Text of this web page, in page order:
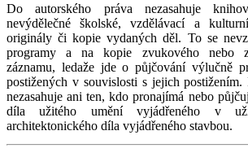
Do autorského práva nezasahuje
nevýdělečné školské, vzdělávací a
originály či kopie vydaných děl. To se
programy a na kopie zvukového nebo
záznamu, ledaže jde o půjčování výlučně
postižených v souvislosti s jejich postižením.
nezasahuje ani ten, kdo pronajímá nebo
díla užitého umění vyjádřeného v
architektonického díla vyjádřeného stavbou.